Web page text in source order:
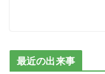
最近の出来事